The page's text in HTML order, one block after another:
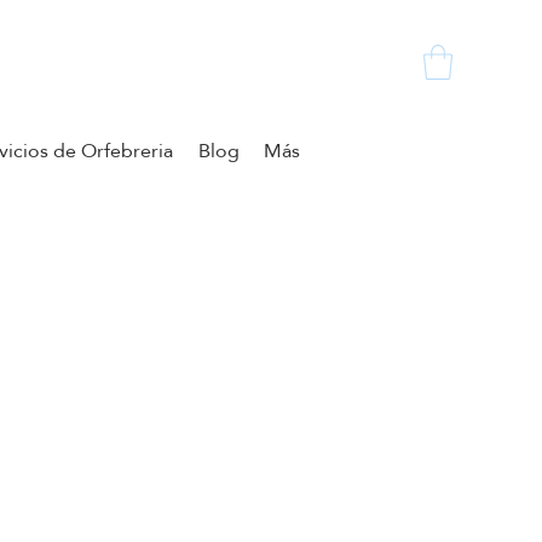
de Orfebreria Blog Más